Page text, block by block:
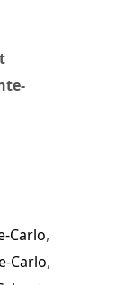
Carlo,
Carlo,